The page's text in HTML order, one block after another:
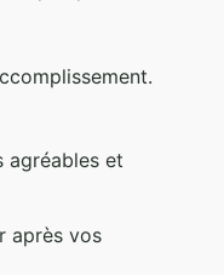
agréables et
après vos